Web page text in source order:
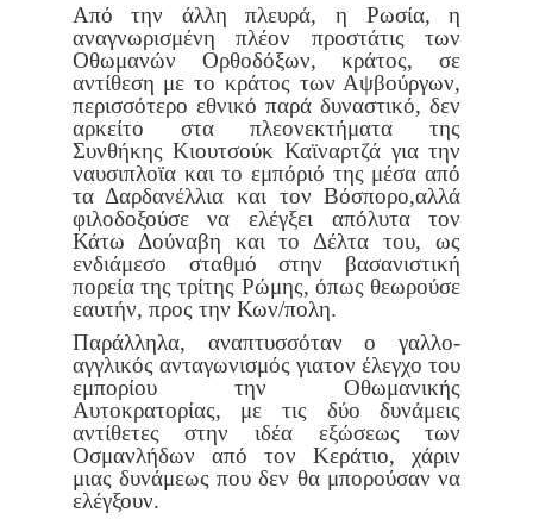
Από την άλλη πλευρά, η Ρωσία, η
αναγνωρισμένη πλέον προστάτις των
Οθωμανών Ορθοδόξων, κράτος, σε
αντίθεση με το κράτος των Αψβούργων,
περισσότερο εθνικό παρά δυναστικό, δεν
αρκείτο σταπλεονεκτήματα της
Συνθήκης Κιουτσούκ Καϊναρτζά για την
ναυσιπλοϊα και το εμπόριό της μέσα από
τα Δαρδανέλλια και τον Βόσπορο,αλλά
φιλοδοξούσε να ελέγξει απόλυτα τον
Κάτω Δούναβη και το Δέλτα του, ως
ενδιάμεσο σταθμό στην βασανιστική
πορεία της τρίτης Ρώμης, όπως θεωρούσε
εαυτήν, προς την Κων/πολη.
Παράλληλα, αναπτυσσόταν ο γαλλο-
αγγλικός ανταγωνισμός γιατον έλεγχο του
εμπορίου την Οθωμανικής
Αυτοκρατορίας, με τις δύοδυνάμεις
αντίθετες στην ιδέα εξώσεως των
Οσμανλήδων από τον Κεράτιο, χάριν
μιας δυνάμεως που δεν θα μπορούσαν να
ελέγξουν.